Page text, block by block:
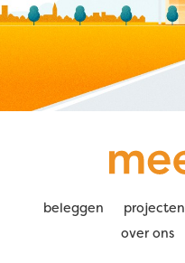
beleggen projecten
over ons